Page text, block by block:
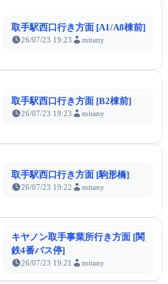
取手駅西口行き方面 [A1/A8棟前]
26/07/23 19:23 mitany
取手駅西口行き方面 [B2棟前]
26/07/23 19:23 mitany
取手駅西口行き方面 [駒形橋]
26/07/23 19:22 mitany
キヤノン取手事業所行き方面 [関
鉄4番バス停]
26/07/23 19:21 mitany